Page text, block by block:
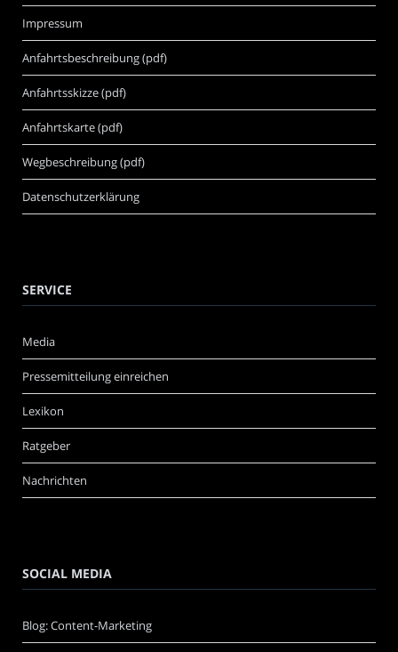
Impressum
Anfahrtsbeschreibung (pdf)
Anfahrtsskizze (pdf)
Anfahrtskarte (pdf)
Wegbeschreibung (pdf)
Datenschutzerklärung
SERVICE
Media
Pressemitteilung einreichen
Lexikon
Ratgeber
Nachrichten
SOCIAL MEDIA
Blog: Content-Marketing